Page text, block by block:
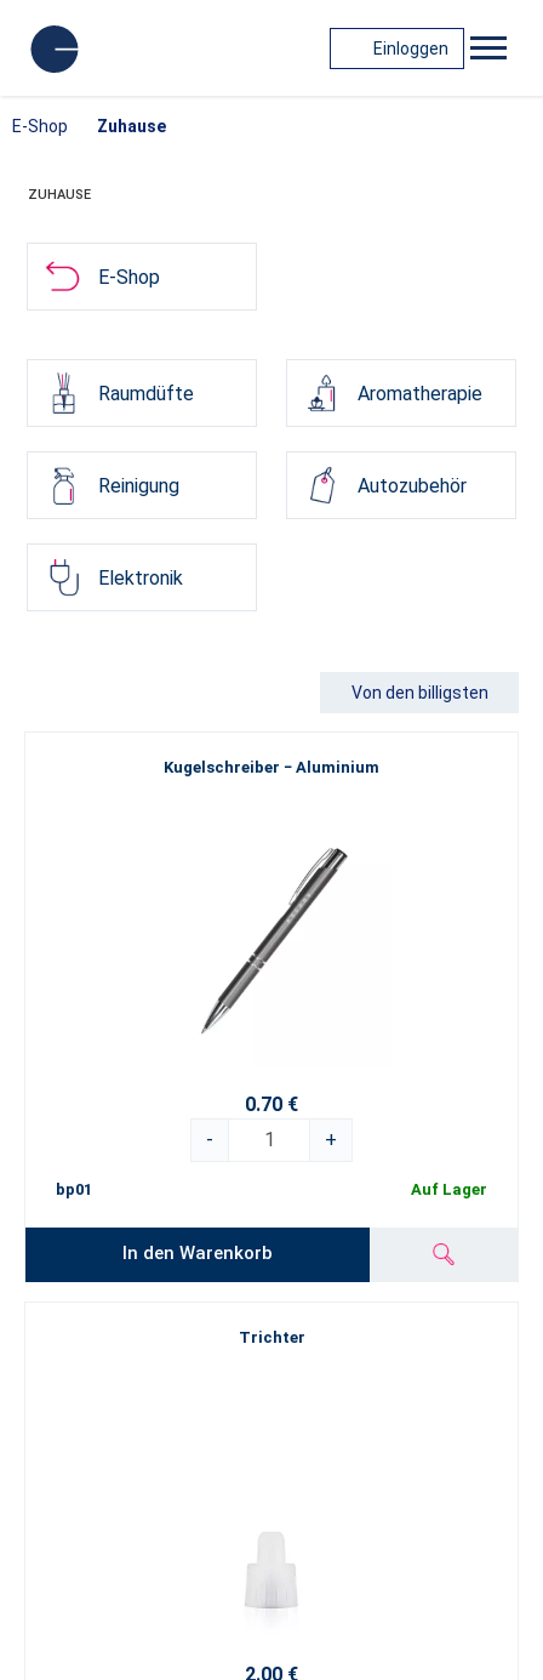
Einloggen
E-Shop Zuhause
ZUHAUSE
E-Shop
Raumdüfte Aromatherapie
Reinigung Autozubehör
Elektronik
Von den billigsten
Kugelschreiber − Aluminium
0.70 €
-
+
bp01 Auf Lager
In den Warenkorb
Trichter
2.00 €